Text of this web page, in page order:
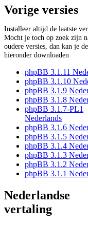
Vorige versies
Installeer altijd de laatste
Mocht je toch op zoek zijn
oudere versies, dan kan je
hieronder downloaden
phpBB 3.1.11
phpBB 3.1.10
phpBB 3.1.9
phpBB 3.1.8
phpBB 3.1.7-PL1
Nederlands
phpBB 3.1.6
phpBB 3.1.5
phpBB 3.1.4
phpBB 3.1.3
phpBB 3.1.2
phpBB 3.1.1
Nederlandse
vertaling